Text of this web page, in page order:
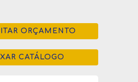
ORÇAMENTO
CATÁLOGO